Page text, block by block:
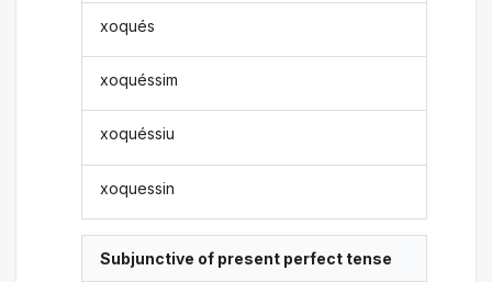
xoqués
xoquéssim
xoquéssiu
xoquessin
Subjunctive of present perfect tense